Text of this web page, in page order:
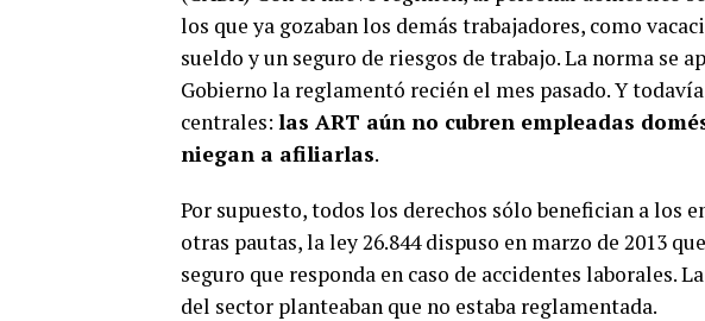
los que ya gozaban los demás trabajadores, como
sueldo y un seguro de riesgos de trabajo. La norma se
Gobierno la reglamentó recién el mes pasado. Y
centrales: las ART aún no cubren empleadas
niegan a afiliarlas.
Por supuesto, todos los derechos sólo benefician a los
otras pautas, la ley 26.844 dispuso en marzo de 2013
seguro que responda en caso de accidentes laborales.
del sector planteaban que no estaba reglamentada.